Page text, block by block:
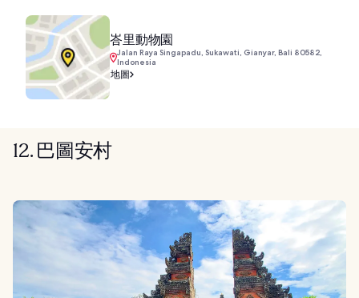
峇里動物園
Jalan Raya Singapadu, Sukawati, Gianyar, Bali 80582,
Indonesia
地圖
12. 巴圖安村